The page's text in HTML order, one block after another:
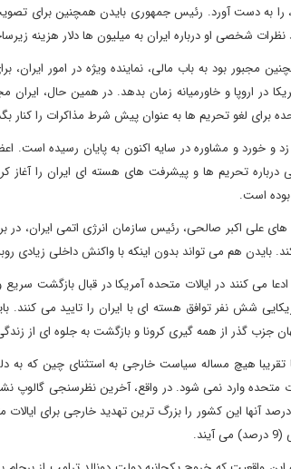
نظرات شخصی او درباره ایران به میلیون ها دلار هزینه
مجبور بود به باب مالی، نماینده ویژه در امور
در اروپا و خاورمیانه زمان بدهد. در همین حال،
برای لغو تحریم ها به عنوان پیش شرط مذاکرات را کنار
و خورد و مشاوره در سایه اکنون به پایان رسیده است.
درباره تحریم ها و پیشرفت های هسته ای ایران را آغاز
بوده است.
علی اکبر صالحی، رئیس سازمان انرژی اتمی ایران، در
بایدن هم می تواند بدون اینکه با واکنش داخلی زیادی
ادعا می کنند در ایالات متحده آمریکا در قبال بازگشت
شش نفر توافق هسته ای با ایران را تایید می کنند.
جزب گذر از همه گیری کرونا و بازگشت به جلوه ای از
تقریبا هیچ مساله سیاست خارجی به استثنای چین که
متحده وارد نمی شود. در واقع، آخرین نظرسنجی گالوپ